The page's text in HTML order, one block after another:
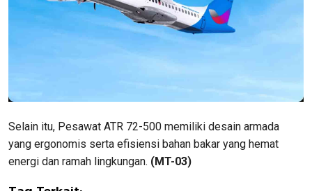
Selain itu, Pesawat ATR 72-500 memiliki desain armada
yang ergonomis serta efisiensi bahan bakar yang hemat
energi dan ramah lingkungan. (MT-03)